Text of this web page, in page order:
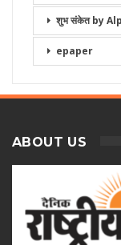
शुभ संकेत by
epaper
ABOUT US